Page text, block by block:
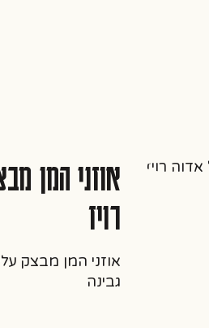
אוזני המן
רויז
אוזני המן מבצק
גבינה